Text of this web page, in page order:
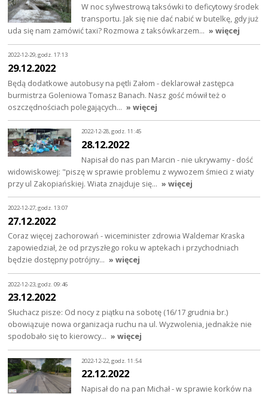
W noc sylwestrową taksówki to deficytowy środek
transportu. Jak się nie dać nabić w butelkę, gdy już
uda się nam zamówić taxi? Rozmowa z taksówkarzem… » więcej
2022-12-29, godz. 17:13
29.12.2022
Będą dodatkowe autobusy na pętli Załom - deklarował zastępca
burmistrza Goleniowa Tomasz Banach. Nasz gość mówił też o
oszczędnościach polegających… » więcej
2022-12-28, godz. 11:45
28.12.2022
Napisał do nas pan Marcin - nie ukrywamy - dość
widowiskowej: "piszę w sprawie problemu z wywozem śmieci z wiaty
przy ul Zakopiańskiej. Wiata znajduje się… » więcej
2022-12-27, godz. 13:07
27.12.2022
Coraz więcej zachorowań - wiceminister zdrowia Waldemar Kraska
zapowiedział, że od przyszłego roku w aptekach i przychodniach
będzie dostępny potrójny… » więcej
2022-12-23, godz. 09:46
23.12.2022
Słuchacz pisze: Od nocy z piątku na sobotę (16/17 grudnia br.)
obowiązuje nowa organizacja ruchu na ul. Wyzwolenia, jednakże nie
spodobało się to kierowcy… » więcej
2022-12-22, godz. 11:54
22.12.2022
Napisał do na pan Michał - w sprawie korków na